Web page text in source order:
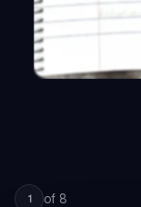
1 of 8